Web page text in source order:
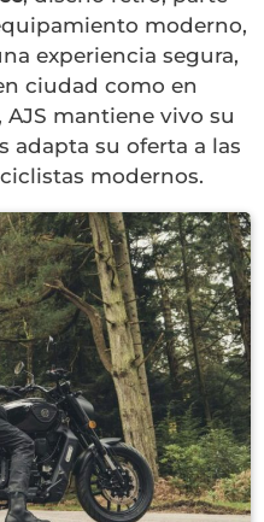
moderno,
experiencia segura,
ciudad como en
mantiene vivo su
adapta su oferta a las
modernos.